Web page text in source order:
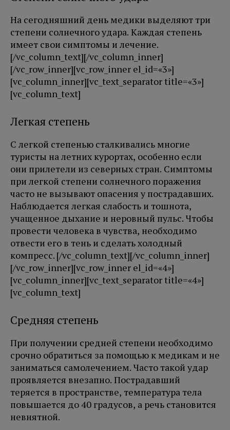
На сегодняшний день медики выделяют три
степени солнечного удара. Каждая степень
имеет свои симптомы и лечение.
[/vc_column_text][/vc_column_inner]
[/vc_row_inner][vc_row_inner el_id=«3»]
[vc_column_inner][vc_text_separator title=«3»]
[vc_column_text]
Легкая степень
С легкой степенью сталкивались многие
туристы на летних курортах, особенно если
они прилетели из северных стран. Симптомы
при легкой степени солнечного поражения
часто не вызывают опасения у пострадавших.
Наблюдается легкая слабость и тошнота,
учащенное дыхание и неровный пульс. Чтобы
провести человека в чувства, необходимо
отвести его в тень и сделать холодный
компресс. [/vc_column_text][/vc_column_inner]
[/vc_row_inner][vc_row_inner el_id=«4»]
[vc_column_inner][vc_text_separator title=«4»]
[vc_column_text]
Средняя степень
При получении средней степени необходимо
срочно обратиться за помощью к медикам и не
заниматься самолечением. Часто такой удар
проявляется внезапно. Пострадавший
теряется в пространстве, температура тела
повышается до 40 градусов, а речь становится
невнятной.